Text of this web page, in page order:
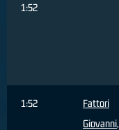
1:52
1:52
Fattori
Giovanni,